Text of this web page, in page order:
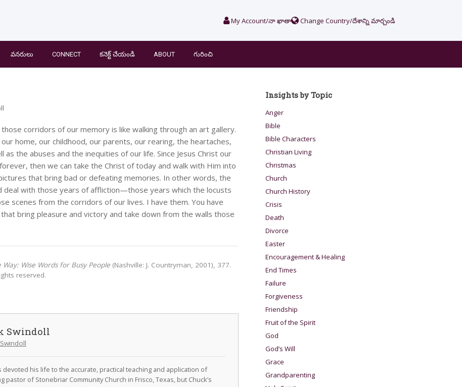
My Account/నా ఖాతా Change Country/దేశాన్ని మార్చండి
వనరులు CONNECT కనెక్ట్ చేయండి ABOUT గురించి
corridors of our memory is like walking through an art gallery.
home, our childhood, our parents, our rearing, the heartaches,
the abuses and the inequities of our life. Since Jesus Christ our
then we can take the Christ of today and walk with Him into
that bring bad or defeating memories. In other words, the
deal with those years of affliction—those years which the locusts
scenes from the corridors of our lives. I have them. You have
bring pleasure and victory and take down from the walls those
Wise Words for Busy People (Nashville: J. Countryman, 2001), 377.
reserved.
Swindoll
devoted his life to the accurate, practical teaching and application of
pastor of Stonebriar Community Church in Frisco, Texas, but Chuck’s
Insights by Topic
Anger
Bible
Bible Characters
Christian Living
Christmas
Church
Church History
Crisis
Death
Divorce
Easter
Encouragement & Healing
End Times
Failure
Forgiveness
Friendship
Fruit of the Spirit
God
God’s Will
Grace
Grandparenting